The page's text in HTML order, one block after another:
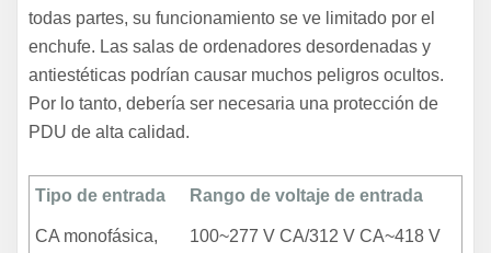
todas partes, su funcionamiento se ve limitado por el
enchufe. Las salas de ordenadores desordenadas y
antiestéticas podrían causar muchos peligros ocultos.
Por lo tanto, debería ser necesaria una protección de
PDU de alta calidad.
Tipo de entrada Rango de voltaje de entrada
CA monofásica,
100~277 V CA/312 V CA~418 V